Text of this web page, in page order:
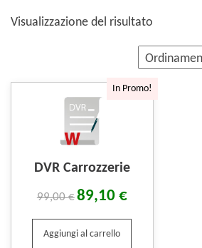
Visualizzazione del risultato
In Promo!
DVR Carrozzerie
99,00€89,10 €
Aggiungi al carrello